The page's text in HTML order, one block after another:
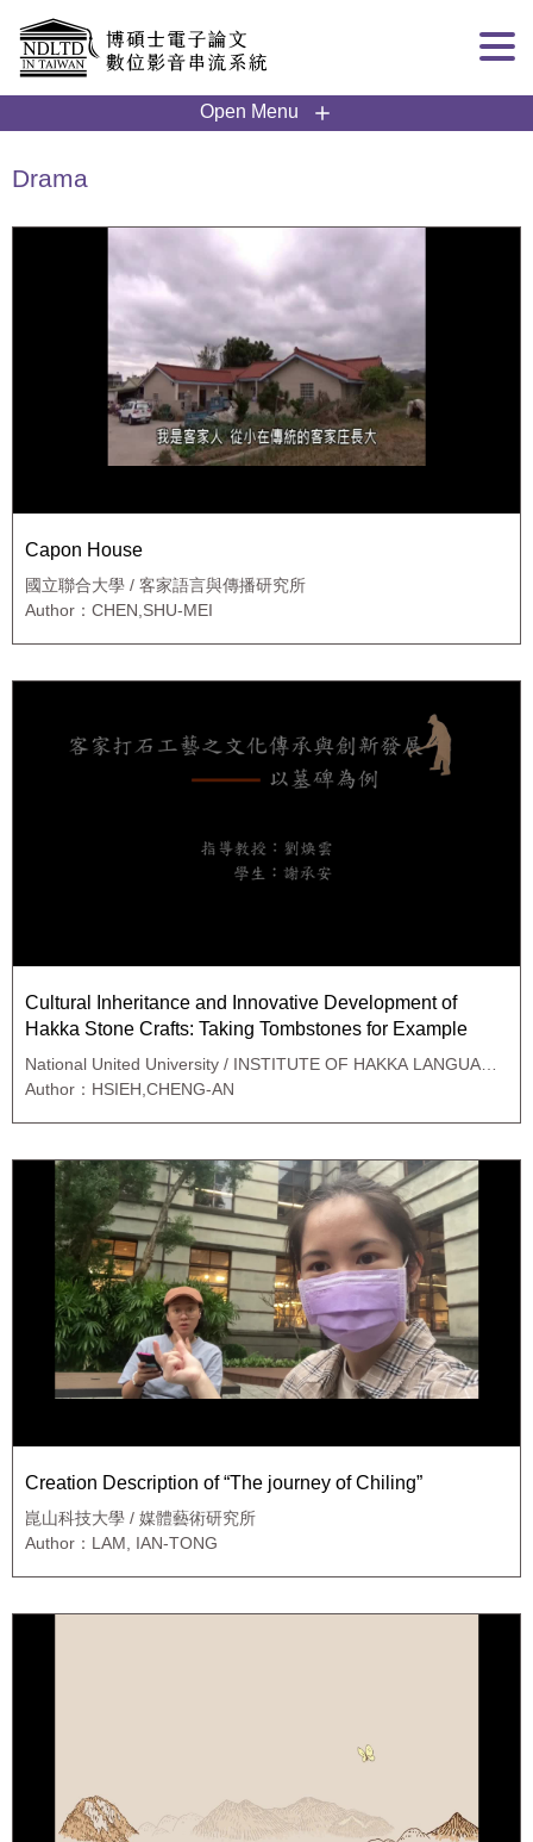
Open Menu
Drama
Capon House
國立聯合大學 / 客家語言與傳播研究所
Author：CHEN,SHU-MEI
Cultural Inheritance and Innovative Development of
Hakka Stone Crafts: Taking Tombstones for Example
National United University / INSTITUTE OF HAKKA LANGUAGE
& COMMUNICATION
Author：HSIEH,CHENG-AN
Creation Description of “The journey of Chiling”
崑山科技大學 / 媒體藝術研究所
Author：LAM, IAN-TONG